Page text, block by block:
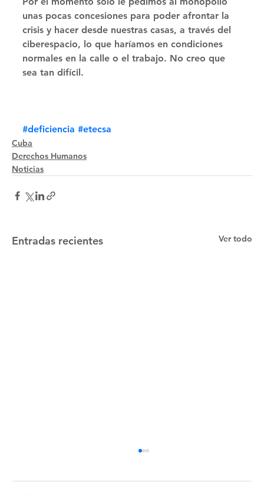
unas pocas concesiones para poder afrontar la
crisis y hacer desde nuestras casas, a través del
ciberespacio, lo que haríamos en condiciones
normales en la calle o el trabajo. No creo que
sea tan difícil.
#deficiencia #etecsa
Cuba
Derechos Humanos
Noticias
Entradas recientes Ver todo